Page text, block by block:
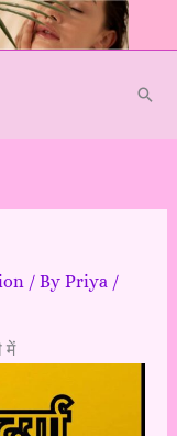
/ By Priya /
में